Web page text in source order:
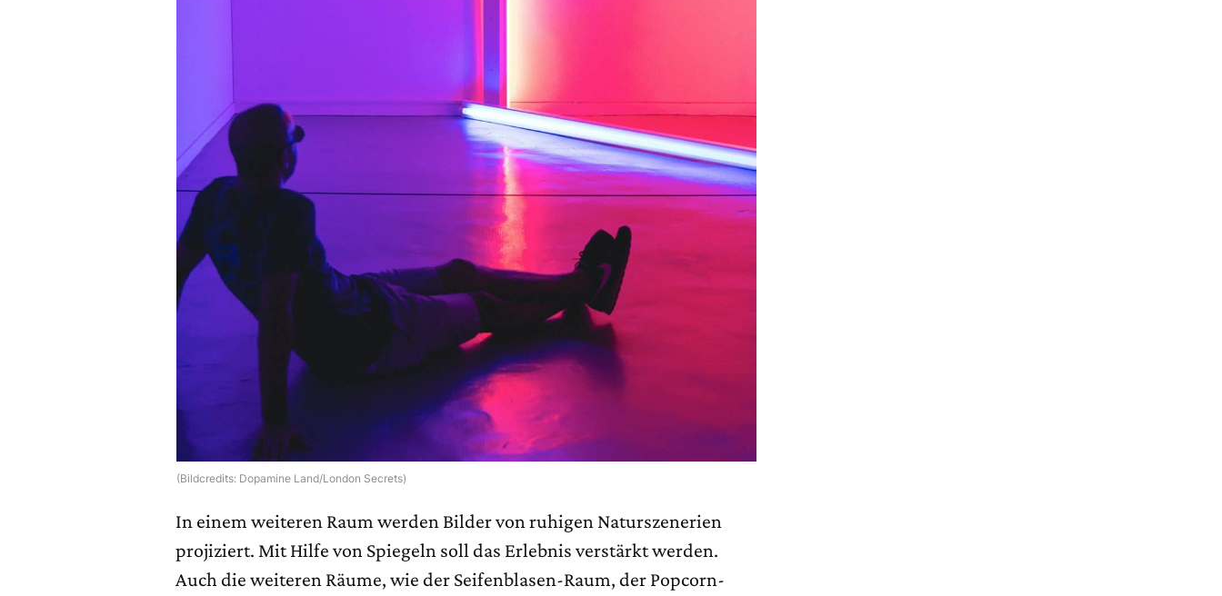
(Bildcredits: Dopamine Land/London Secrets)
In einem weiteren Raum werden Bilder von ruhigen Naturszenerien
projiziert. Mit Hilfe von Spiegeln soll das Erlebnis verstärkt werden.
Auch die weiteren Räume, wie der Seifenblasen-Raum, der Popcorn-